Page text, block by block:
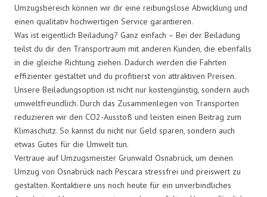
Umzugsbereich können wir dir eine reibungslose Abwicklung und
einen qualitativ hochwertigen Service garantieren.
Was ist eigentlich Beiladung? Ganz einfach – Bei der Beiladung
teilst du dir den Transportraum mit anderen Kunden, die ebenfalls
in die gleiche Richtung ziehen. Dadurch werden die Fahrten
effizienter gestaltet und du profitierst von attraktiven Preisen.
Unsere Beiladungsoption ist nicht nur kostengünstig, sondern auch
umweltfreundlich. Durch das Zusammenlegen von Transporten
reduzieren wir den CO2-Ausstoß und leisten einen Beitrag zum
Klimaschutz. So kannst du nicht nur Geld sparen, sondern auch
etwas Gutes für die Umwelt tun.
Vertraue auf Umzugsmeister Grunwald Osnabrück, um deinen
Umzug von Osnabrück nach Pescara stressfrei und preiswert zu
gestalten. Kontaktiere uns noch heute für ein unverbindliches